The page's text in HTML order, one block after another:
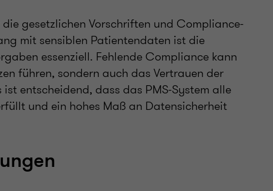
gesetzlichen Vorschriften und Compliance-
mit sensiblen Patientendaten ist die
essenziell. Fehlende Compliance kann
führen, sondern auch das Vertrauen der
entscheidend, dass das PMS-System alle
und ein hohes Maß an Datensicherheit